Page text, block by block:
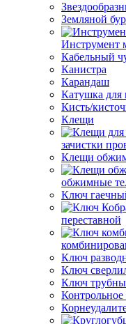
Земляной бур
Инструмент
Кабельный
Канистра
Карандаш
Катушка для
Кисть/
Клещи
зачистки
Клещи
обжимные
Ключ
переставной
Ключ
Ключ
Ключ
Контрольное